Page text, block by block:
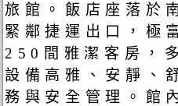
旅館。飯店座落於
緊鄰捷運出口，極
250間雅潔客房，
設備高雅、安靜、
務與安全管理。館